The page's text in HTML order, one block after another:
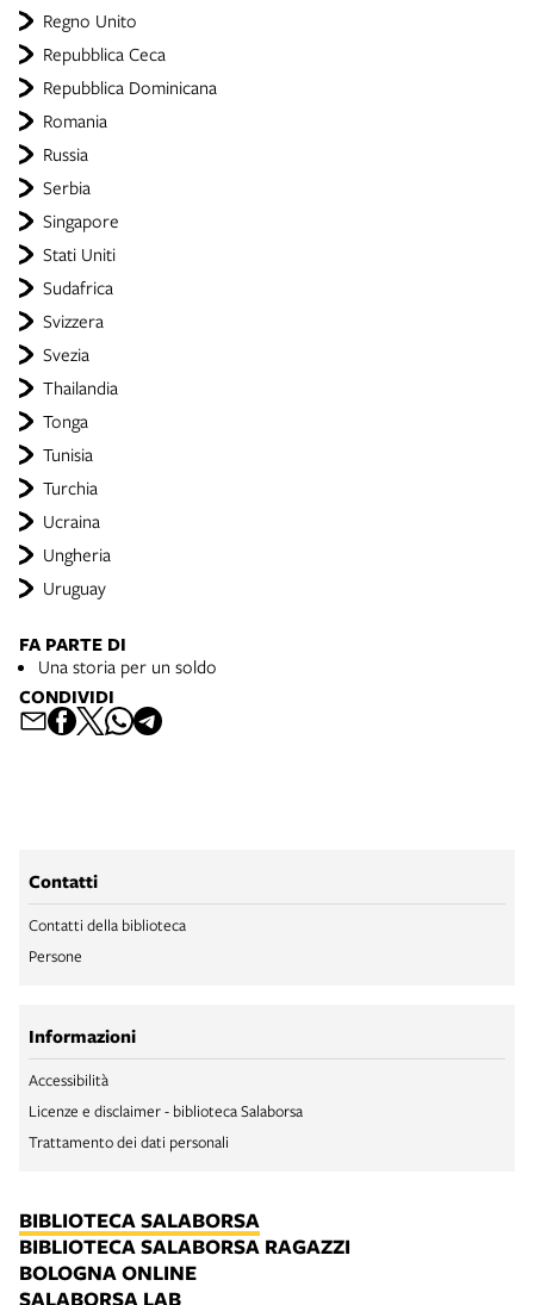
Regno Unito
Repubblica Ceca
Repubblica Dominicana
Romania
Russia
Serbia
Singapore
Stati Uniti
Sudafrica
Svizzera
Svezia
Thailandia
Tonga
Tunisia
Turchia
Ucraina
Ungheria
Uruguay
FA PARTE DI
Una storia per un soldo
CONDIVIDI
Contatti
Contatti della biblioteca
Persone
Informazioni
Accessibilità
Licenze e disclaimer - biblioteca Salaborsa
Trattamento dei dati personali
BIBLIOTECA SALABORSA
BIBLIOTECA SALABORSA RAGAZZI
BOLOGNA ONLINE
SALABORSA LAB